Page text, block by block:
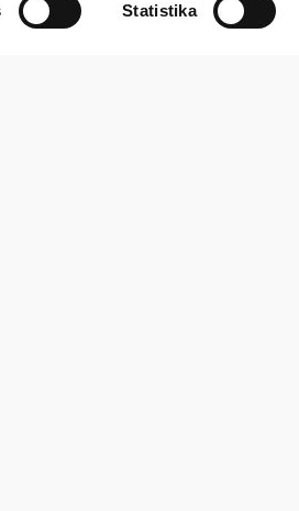
Statistika